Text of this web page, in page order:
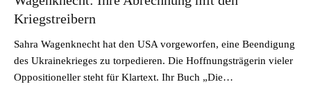
Kriegstreibern
Sahra Wagenknecht hat den USA vorgeworfen, eine Beendigung
des Ukrainekrieges zu torpedieren. Die Hoffnungsträgerin vieler
Oppositioneller steht für Klartext. Ihr Buch „Die…